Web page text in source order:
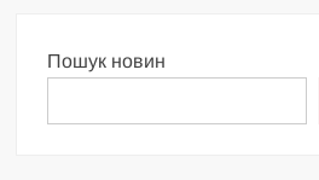
Пошук новин